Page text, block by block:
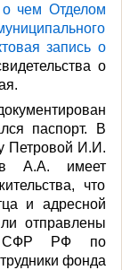
чем Отделом
запись о
о
паспорт. В
Петровой И.И.
А.А. имеет
что
и адресной
отправлены
в СФР РФ по
фонда